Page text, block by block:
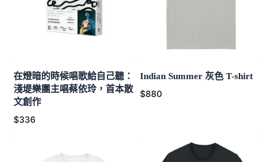
在燈暗的時候唱歌給自己聽：
淺堤樂團主唱蔡依玲，首本散
文創作
$336
Indian Summer 灰色 T-shirt
$880